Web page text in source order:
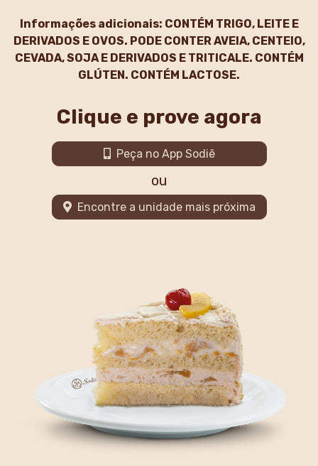
Informações adicionais: CONTÉM TRIGO, LEITE E
DERIVADOS E OVOS. PODE CONTER AVEIA, CENTEIO,
CEVADA, SOJA E DERIVADOS E TRITICALE. CONTÉM
GLÚTEN. CONTÉM LACTOSE.
Clique e prove agora
Peça no App Sodiê
ou
Encontre a unidade mais próxima